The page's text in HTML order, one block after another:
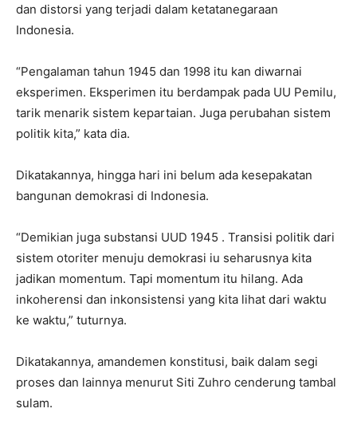
dan distorsi yang terjadi dalam ketatanegaraan
Indonesia.
“Pengalaman tahun 1945 dan 1998 itu kan diwarnai
eksperimen. Eksperimen itu berdampak pada UU Pemilu,
tarik menarik sistem kepartaian. Juga perubahan sistem
politik kita,” kata dia.
Dikatakannya, hingga hari ini belum ada kesepakatan
bangunan demokrasi di Indonesia.
“Demikian juga substansi UUD 1945 . Transisi politik dari
sistem otoriter menuju demokrasi iu seharusnya kita
jadikan momentum. Tapi momentum itu hilang. Ada
inkoherensi dan inkonsistensi yang kita lihat dari waktu
ke waktu,” tuturnya.
Dikatakannya, amandemen konstitusi, baik dalam segi
proses dan lainnya menurut Siti Zuhro cenderung tambal
sulam.